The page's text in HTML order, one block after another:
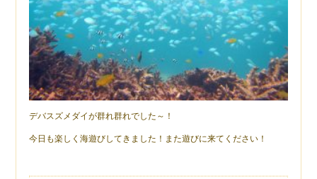
デバスズメダイが群れ群れでした～！
今日も楽しく海遊びしてきました！また遊びに来てください！